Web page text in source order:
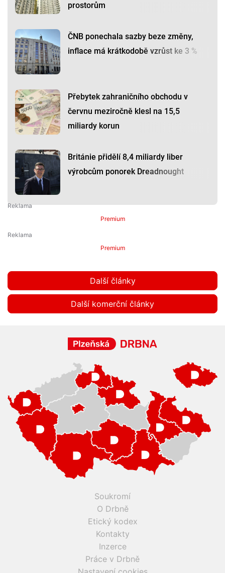
prostorům
ČNB ponechala sazby beze změny,
inflace má krátkodobě vzrůst ke 3 %
Přebytek zahraničního obchodu v
červnu meziročně klesl na 15,5
miliardy korun
Británie přidělí 8,4 miliardy liber
výrobcům ponorek Dreadnought
Premium
Premium
Další články
Další komerční články
Soukromí
O Drbně
Etický kodex
Kontakty
Inzerce
Práce v Drbně